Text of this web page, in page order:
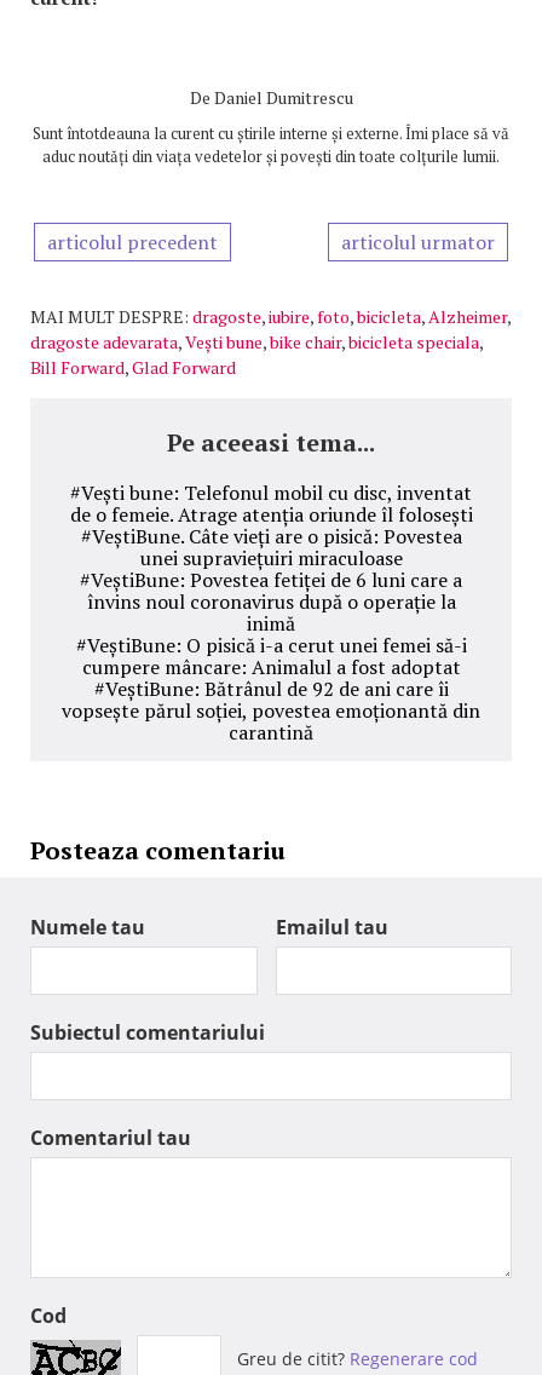
De Daniel Dumitrescu
Sunt întotdeauna la curent cu știrile interne și externe. Îmi place să vă
aduc noutăți din viața vedetelor și povești din toate colțurile lumii.
articolul precedent articolul urmator
MAI MULT DESPRE: dragoste,iubire,foto,bicicleta,Alzheimer,
dragoste adevarata,Vești bune,bike chair,bicicleta speciala,
Bill Forward,Glad Forward
Pe aceeasi tema...
#Vești bune: Telefonul mobil cu disc, inventat
de o femeie. Atrage atenția oriunde îl folosești
#VeștiBune. Câte vieți are o pisică: Povestea
unei supraviețuiri miraculoase
#VeștiBune: Povestea fetiței de 6 luni care a
învins noul coronavirus după o operație la
inimă
#VeștiBune: O pisică i-a cerut unei femei să-i
cumpere mâncare: Animalul a fost adoptat
#VeștiBune: Bătrânul de 92 de ani care îi
vopsește părul soției, povestea emoționantă din
carantină
Posteaza comentariu
Numele tau Emailul tau
Subiectul comentariului
Comentariul tau
Cod
Greu de citit? Regenerare cod